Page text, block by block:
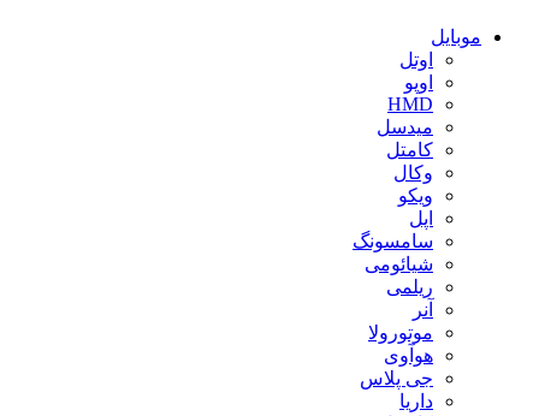
موبایل
اوتل
اوپو
HMD
میدسل
کامتل
وکال
ویکو
اپل
سامسونگ
شیائومی
ریلمی
آنر
موتورولا
هوآوی
جی پلاس
داریا